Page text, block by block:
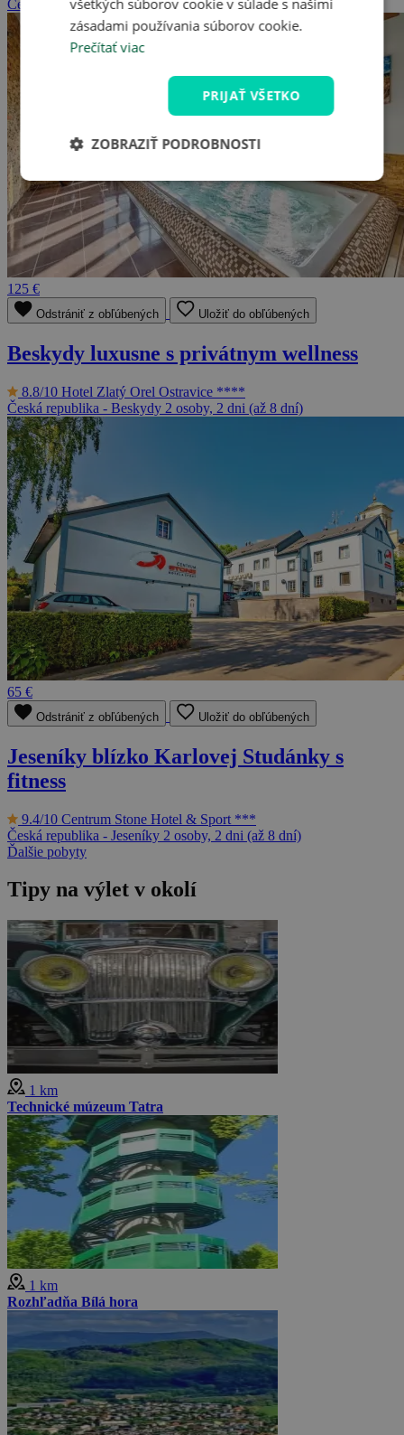
Česká republika - Jeseníky2 osoby, 3 dni (až 8 dní)
125 €
Odstrániť z obľúbených Uložiť do obľúbených
Beskydy luxusne s privátnym wellness
8.8/10 Hotel Zlatý Orel Ostravice ****
Česká republika - Beskydy 2 osoby, 2 dni (až 8 dní)
65 €
Odstrániť z obľúbených Uložiť do obľúbených
Jeseníky blízko Karlovej Studánky s
fitness
9.4/10 Centrum Stone Hotel & Sport ***
Česká republika - Jeseníky 2 osoby, 2 dni (až 8 dní)
Ďalšie pobyty
Tipy na výlet v okolí
1 km
Technické múzeum Tatra
1 km
Rozhľadňa Bílá hora
všetkých súborov cookie v súlade s našimi
zásadami používania súborov cookie.
Prečítať viac
PRIJAŤ VŠETKO
ZOBRAZIŤ PODROBNOSTI